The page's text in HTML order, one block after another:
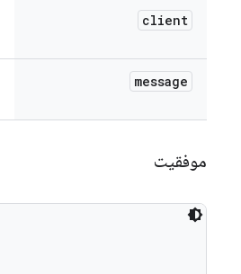
client
message
موفقیت